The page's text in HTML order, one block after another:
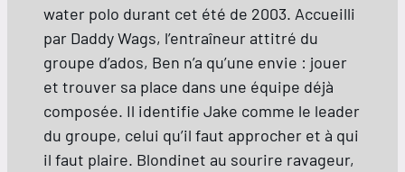
water polo durant cet été de 2003. Accueilli
par Daddy Wags, l’entraîneur attitré du
groupe d’ados, Ben n’a qu’une envie : jouer
et trouver sa place dans une équipe déjà
composée. Il identifie Jake comme le leader
du groupe, celui qu’il faut approcher et à qui
il faut plaire. Blondinet au sourire ravageur,